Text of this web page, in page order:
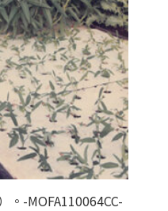
。-MOFA110064CC-